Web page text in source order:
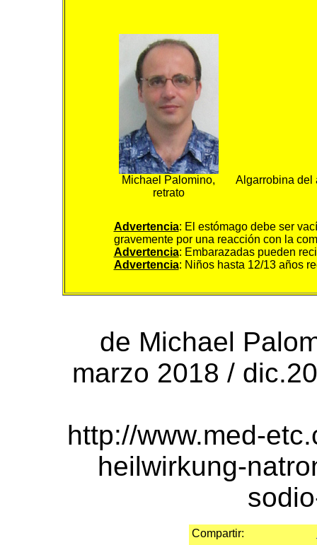
Michael Palomino,
retrato
Algarrobina del
Advertencia: El estómago debe ser
gravemente por una reacción con la
Advertencia: Embarazadas pueden
Advertencia: Niños hasta 12/13 años
de Michael
marzo 2018 /
http://www.med-
heilwirkung-
Compartir: